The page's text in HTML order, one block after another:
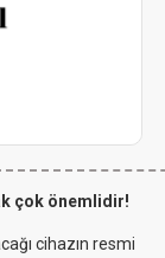
çok önemlidir!
cihazın resmi